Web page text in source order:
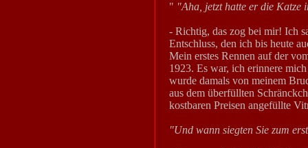
" "Aha, jetzt hatte er die Katze
- Richtig, das zog bei mir! Ich
Entschluss, den ich bis heute
Mein erstes Rennen auf der
1923. Es war, ich erinnere
wurde damals von meinem
aus dem überfüllten
kostbaren Preisen angefüllte
"Und wann siegten Sie zum